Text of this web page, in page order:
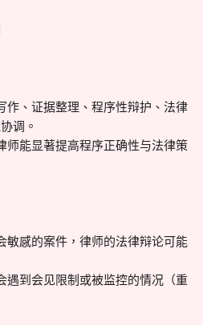
作、证据整理、程序性辩护、法律
调。
师能显著提高程序正确性与法律策
敏感的案件，律师的法律辩论可能
遇到会见限制或被监控的情况（重